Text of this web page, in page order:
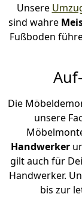
Unsere
sind wahre
Fußboden
Die
unsere
Handwerker
gilt auch für
Handwerker.
bis zur